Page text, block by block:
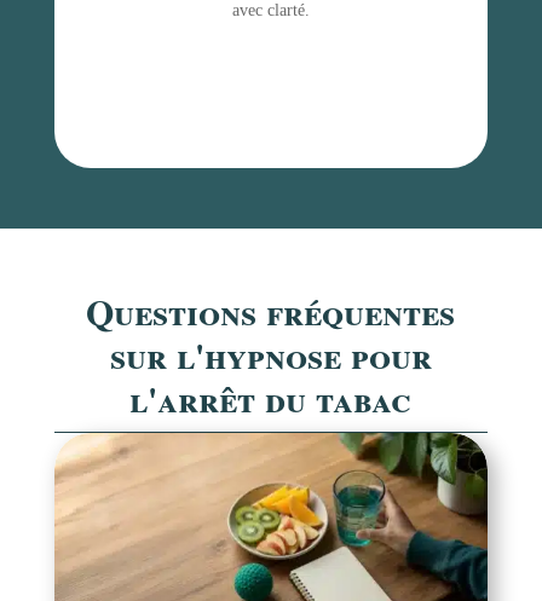
avec clarté.
Questions fréquentes
sur l'hypnose pour
l'arrêt du tabac